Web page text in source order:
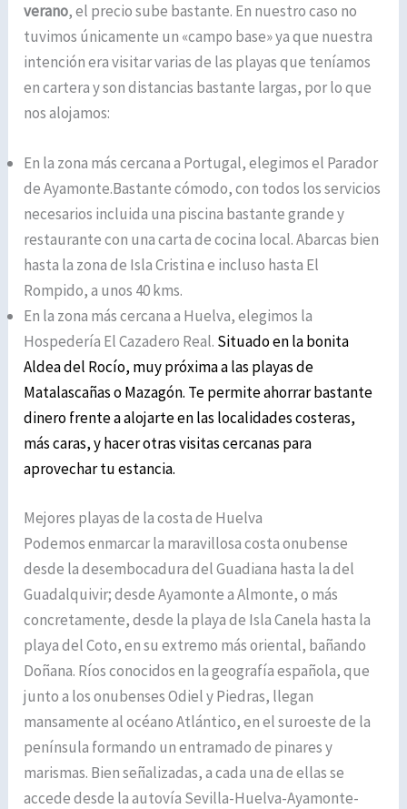
verano, el precio sube bastante. En nuestro caso no
tuvimos únicamente un «campo base» ya que nuestra
intención era visitar varias de las playas que teníamos
en cartera y son distancias bastante largas, por lo que
nos alojamos:
En la zona más cercana a Portugal, elegimos el Parador
de Ayamonte.Bastante cómodo, con todos los servicios
necesarios incluida una piscina bastante grande y
restaurante con una carta de cocina local. Abarcas bien
hasta la zona de Isla Cristina e incluso hasta El
Rompido, a unos 40 kms.
En la zona más cercana a Huelva, elegimos la
Hospedería El Cazadero Real. Situado en la bonita
Aldea del Rocío, muy próxima a las playas de
Matalascañas o Mazagón. Te permite ahorrar bastante
dinero frente a alojarte en las localidades costeras,
más caras, y hacer otras visitas cercanas para
aprovechar tu estancia.
Mejores playas de la costa de Huelva
Podemos enmarcar la maravillosa costa onubense
desde la desembocadura del Guadiana hasta la del
Guadalquivir; desde Ayamonte a Almonte, o más
concretamente, desde la playa de Isla Canela hasta la
playa del Coto, en su extremo más oriental, bañando
Doñana. Ríos conocidos en la geografía española, que
junto a los onubenses Odiel y Piedras, llegan
mansamente al océano Atlántico, en el suroeste de la
península formando un entramado de pinares y
marismas. Bien señalizadas, a cada una de ellas se
accede desde la autovía Sevilla-Huelva-Ayamonte-